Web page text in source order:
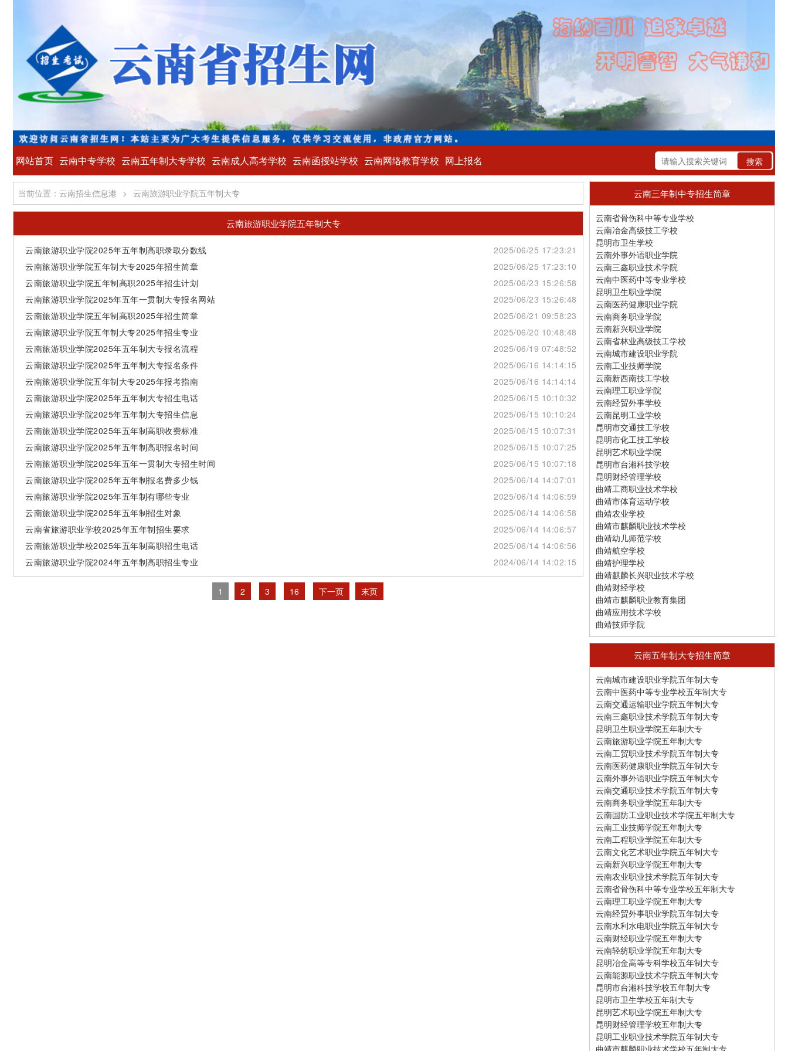
网站首页 云南中专学校 云南五年制大专学校 云南成人高考学校 云南函授站学校 云南网络教育学校 网上报名
当前位置：云南招生信息港 > 云南旅游职业学院五年制大专
云南旅游职业学院五年制大专
云南旅游职业学院2025年五年制高职录取分数线
2025/06/25 17:23:21
云南旅游职业学院五年制大专2025年招生简章
2025/06/25 17:23:10
云南旅游职业学院五年制高职2025年招生计划
2025/06/23 15:26:58
云南旅游职业学院2025年五年一贯制大专报名网站
2025/06/23 15:26:48
云南旅游职业学院五年制高职2025年招生简章
2025/06/21 09:58:23
云南旅游职业学院五年制大专2025年招生专业
2025/06/20 10:48:48
云南旅游职业学院2025年五年制大专报名流程
2025/06/19 07:48:52
云南旅游职业学院2025年五年制大专报名条件
2025/06/16 14:14:15
云南旅游职业学院五年制大专2025年报考指南
2025/06/16 14:14:14
云南旅游职业学院2025年五年制大专招生电话
2025/06/15 10:10:32
云南旅游职业学院2025年五年制大专招生信息
2025/06/15 10:10:24
云南旅游职业学院2025年五年制高职收费标准
2025/06/15 10:07:31
云南旅游职业学院2025年五年制高职报名时间
2025/06/15 10:07:25
云南旅游职业学院2025年五年一贯制大专招生时间
2025/06/15 10:07:18
云南旅游职业学院2025年五年制报名费多少钱
2025/06/14 14:07:01
云南旅游职业学院2025年五年制有哪些专业
2025/06/14 14:06:59
云南旅游职业学院2025年五年制招生对象
2025/06/14 14:06:58
云南省旅游职业学校2025年五年制招生要求
2025/06/14 14:06:57
云南旅游职业学校2025年五年制高职招生电话
2025/06/14 14:06:56
云南旅游职业学院2024年五年制高职招生专业
2024/06/14 14:02:15
1 2 3 16 下一页 末页
云南三年制中专招生简章
云南省骨伤科中等专业学校
云南冶金高级技工学校
昆明市卫生学校
云南外事外语职业学院
云南三鑫职业技术学院
云南中医药中等专业学校
昆明卫生职业学院
云南医药健康职业学院
云南商务职业学院
云南新兴职业学院
云南省林业高级技工学校
云南城市建设职业学院
云南工业技师学院
云南新西南技工学校
云南理工职业学院
云南经贸外事学校
云南昆明工业学校
昆明市交通技工学校
昆明市化工技工学校
昆明艺术职业学院
昆明市台湘科技学校
昆明财经管理学校
曲靖工商职业技术学校
曲靖市体育运动学校
曲靖农业学校
曲靖市麒麟职业技术学校
曲靖幼儿师范学校
曲靖航空学校
曲靖护理学校
曲靖麒麟长兴职业技术学校
曲靖财经学校
曲靖市麒麟职业教育集团
曲靖应用技术学校
曲靖技师学院
云南五年制大专招生简章
云南城市建设职业学院五年制大专
云南中医药中等专业学校五年制大专
云南交通运输职业学院五年制大专
云南三鑫职业技术学院五年制大专
昆明卫生职业学院五年制大专
云南旅游职业学院五年制大专
云南工贸职业技术学院五年制大专
云南医药健康职业学院五年制大专
云南外事外语职业学院五年制大专
云南交通职业技术学院五年制大专
云南商务职业学院五年制大专
云南国防工业职业技术学院五年制大专
云南工业技师学院五年制大专
云南工程职业学院五年制大专
云南文化艺术职业学院五年制大专
云南新兴职业学院五年制大专
云南农业职业技术学院五年制大专
云南省骨伤科中等专业学校五年制大专
云南理工职业学院五年制大专
云南经贸外事职业学院五年制大专
云南水利水电职业学院五年制大专
云南财经职业学院五年制大专
云南轻纺职业学院五年制大专
昆明冶金高等专科学校五年制大专
云南能源职业技术学院五年制大专
昆明市台湘科技学校五年制大专
昆明市卫生学校五年制大专
昆明艺术职业学院五年制大专
昆明财经管理学校五年制大专
昆明工业职业技术学院五年制大专